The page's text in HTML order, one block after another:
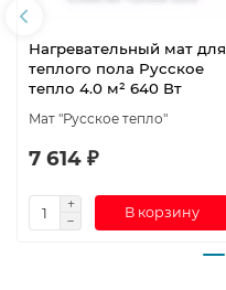
Нагревательный мат для
теплого пола Русское
тепло 4.0 м² 640 Вт
Мат "Русское тепло"
7 614 ₽
В корзину